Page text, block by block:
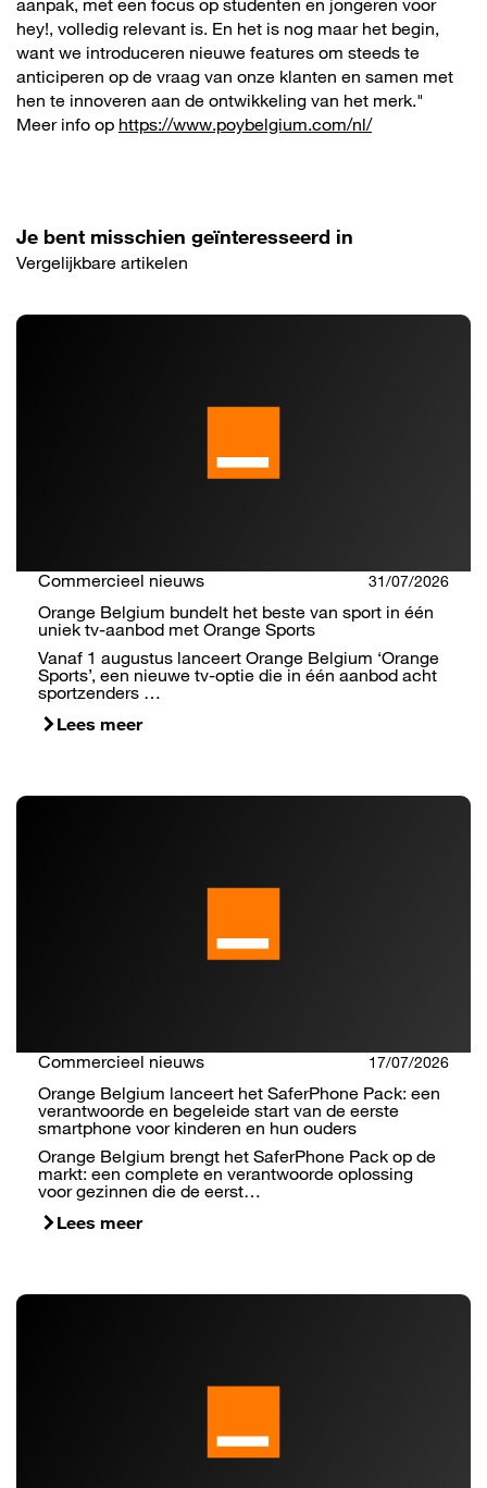
aanpak, met een focus op studenten en jongeren voor
hey!, volledig relevant is. En het is nog maar het begin,
want we introduceren nieuwe features om steeds te
anticiperen op de vraag van onze klanten en samen met
hen te innoveren aan de ontwikkeling van het merk."
Meer info op https://www.poybelgium.com/nl/
Je bent misschien geïnteresseerd in
Vergelijkbare artikelen
Commercieel nieuws 31/07/2026
Orange Belgium bundelt het beste van sport in één
uniek tv-aanbod met Orange Sports
Vanaf 1 augustus lanceert Orange Belgium ‘Orange
Sports’, een nieuwe tv-optie die in één aanbod acht
sportzenders …
Lees meer
Commercieel nieuws 17/07/2026
Orange Belgium lanceert het SaferPhone Pack: een
verantwoorde en begeleide start van de eerste
smartphone voor kinderen en hun ouders
Orange Belgium brengt het SaferPhone Pack op de
markt: een complete en verantwoorde oplossing
voor gezinnen die de eerst…
Lees meer